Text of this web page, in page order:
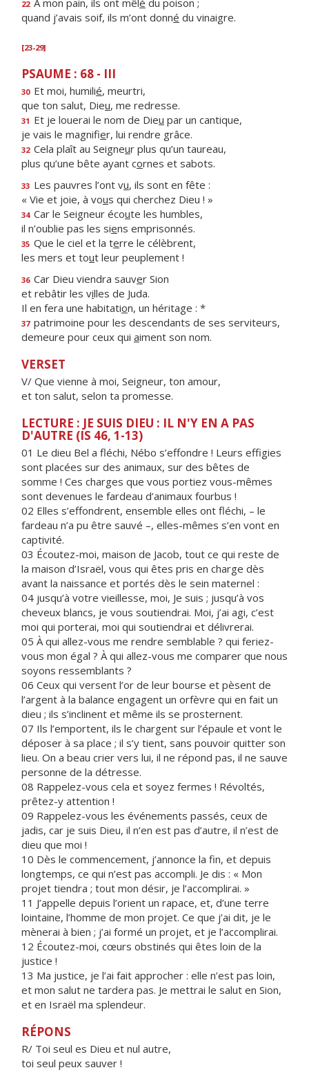
22 À mon pain, ils ont mêl é du poison ;
quand j’avais soif, ils m’ont donné du vinaigre.
[23-29]
PSAUME : 68 - III
30 Et moi, humilié, meurtri,
que ton salut, Dieu, me redresse.
31 Et je louerai le nom de Dieu par un cantique,
je vais le magnifier, lui rendre grâce.
32 Cela plaît au Seigneur plus qu’un taureau,
plus qu’une bête ayant cornes et sabots.
33 Les pauvres l’ont vu, ils sont en fête :
« Vie et joie, à vous qui cherchez Dieu ! »
34 Car le Seigneur écoute les humbles,
il n’oublie pas les siens emprisonnés.
35 Que le ciel et la terre le célèbrent,
les mers et tout leur peuplement !
36 Car Dieu viendra sauver Sion
et rebâtir les villes de Juda.
Il en fera une habitation, un héritage : *
37 patrimoine pour les descendants de ses serviteurs,
demeure pour ceux qui aiment son nom.
VERSET
V/ Que vienne à moi, Seigneur, ton amour,
et ton salut, selon ta promesse.
LECTURE : JE SUIS DIEU : IL N'Y EN A PAS
D'AUTRE (IS 46, 1-13)
01 Le dieu Bel a fléchi, Nébo s’effondre ! Leurs effigies
sont placées sur des animaux, sur des bêtes de
somme ! Ces charges que vous portiez vous-mêmes
sont devenues le fardeau d’animaux fourbus !
02 Elles s’effondrent, ensemble elles ont fléchi, – le
fardeau n’a pu être sauvé –, elles-mêmes s’en vont en
captivité.
03 Écoutez-moi, maison de Jacob, tout ce qui reste de
la maison d’Israël, vous qui êtes pris en charge dès
avant la naissance et portés dès le sein maternel :
04 jusqu’à votre vieillesse, moi, Je suis ; jusqu’à vos
cheveux blancs, je vous soutiendrai. Moi, j’ai agi, c’est
moi qui porterai, moi qui soutiendrai et délivrerai.
05 À qui allez-vous me rendre semblable ? qui feriez-
vous mon égal ? À qui allez-vous me comparer que nous
soyons ressemblants ?
06 Ceux qui versent l’or de leur bourse et pèsent de
l’argent à la balance engagent un orfèvre qui en fait un
dieu ; ils s’inclinent et même ils se prosternent.
07 Ils l’emportent, ils le chargent sur l’épaule et vont le
déposer à sa place ; il s’y tient, sans pouvoir quitter son
lieu. On a beau crier vers lui, il ne répond pas, il ne sauve
personne de la détresse.
08 Rappelez-vous cela et soyez fermes ! Révoltés,
prêtez-y attention !
09 Rappelez-vous les événements passés, ceux de
jadis, car je suis Dieu, il n’en est pas d’autre, il n’est de
dieu que moi !
10 Dès le commencement, j’annonce la fin, et depuis
longtemps, ce qui n’est pas accompli. Je dis : « Mon
projet tiendra ; tout mon désir, je l’accomplirai. »
11 J’appelle depuis l’orient un rapace, et, d’une terre
lointaine, l’homme de mon projet. Ce que j’ai dit, je le
mènerai à bien ; j’ai formé un projet, et je l’accomplirai.
12 Écoutez-moi, cœurs obstinés qui êtes loin de la
justice !
13 Ma justice, je l’ai fait approcher : elle n’est pas loin,
et mon salut ne tardera pas. Je mettrai le salut en Sion,
et en Israël ma splendeur.
RÉPONS
R/ Toi seul es Dieu et nul autre,
toi seul peux sauver !